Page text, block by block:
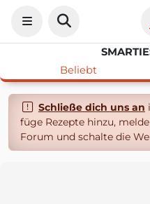
Beliebt
Schließe dich uns an
füge Rezepte hinzu,
Forum und schalte die